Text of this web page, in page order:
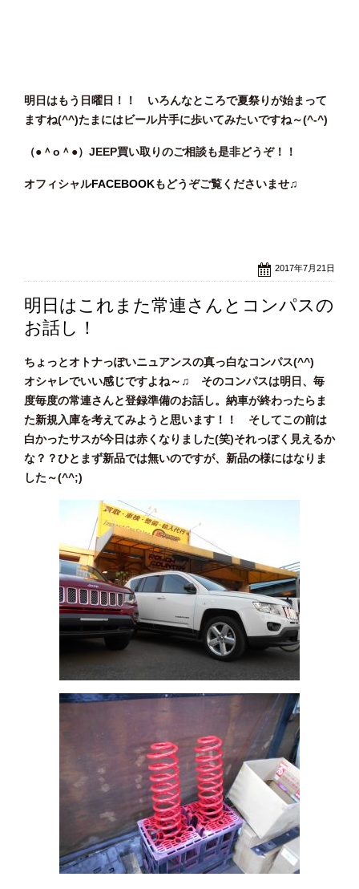
明日はもう日曜日！！ いろんなところで夏祭りが始まって
ますね(^^)たまにはビール片手に歩いてみたいですね～(^-^)
（●＾o ＾●）JEEP買い取りのご相談も是非どうぞ！！
オフィシャルFACEBOOKもどうぞご覧くださいませ♫
2017年7月21日
明日はこれまた常連さんとコンパスの
お話し！
ちょっとオトナっぽいニュアンスの真っ白なコンパス(^^)
オシャレでいい感じですよね～♫ そのコンパスは明日、毎
度毎度の常連さんと登録準備のお話し。納車が終わったらま
た新規入庫を考えてみようと思います！！ そしてこの前は
白かったサスが今日は赤くなりました(笑)それっぽく見えるか
な？？ひとまず新品では無いのですが、新品の様にはなりま
した～(^^;)